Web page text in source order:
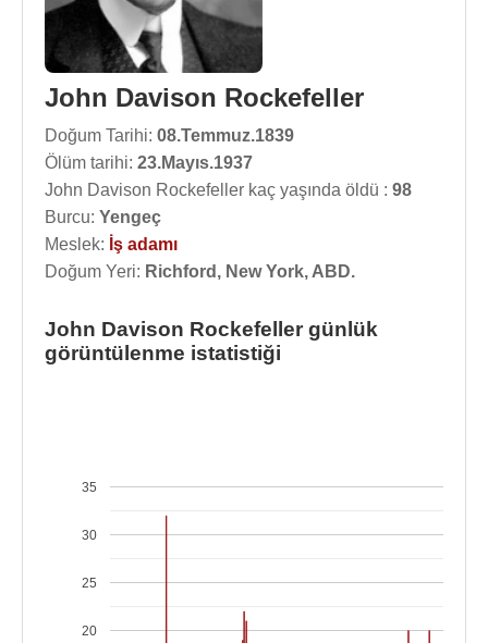
John Davison Rockefeller
Doğum Tarihi: 08.Temmuz.1839
Ölüm tarihi: 23.Mayıs.1937
John Davison Rockefeller kaç yaşında öldü : 98
Burcu: Yengeç
Meslek: İş adamı
Doğum Yeri: Richford, New York, ABD.
John Davison Rockefeller günlük
görüntülenme istatistiği
20
25
30
35